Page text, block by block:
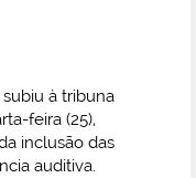
à tribuna
feira (25),
inclusão das
auditiva.